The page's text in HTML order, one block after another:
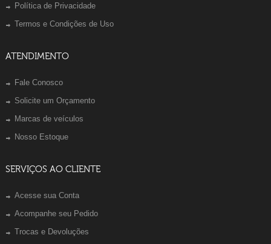
Política de Privacidade
Termos e Condições de Uso
ATENDIMENTO
Fale Conosco
Solicite um Orçamento
Marcas de veículos
Nosso Estoque
SERVIÇOS AO CLIENTE
Acesse sua Conta
Acompanhe seu Pedido
Trocas e Devoluções